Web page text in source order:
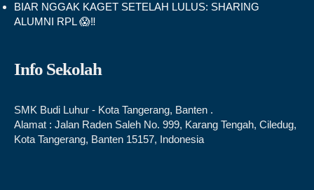
BIAR NGGAK KAGET SETELAH LULUS: SHARING
ALUMNI RPL 😱‼️
Info Sekolah
SMK Budi Luhur - Kota Tangerang, Banten .
Alamat : Jalan Raden Saleh No. 999, Karang Tengah, Ciledug,
Kota Tangerang, Banten 15157, Indonesia